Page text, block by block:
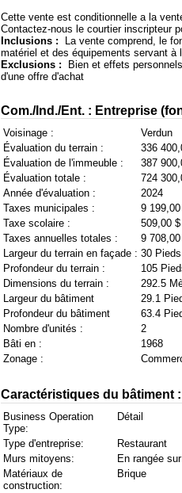
Cette vente est conditionnelle a la
Contactez-nous le courtier inscripteur
Inclusions :
La vente comprend, le
matériel et des équipements servant à
Exclusions :
Bien et effets
d'une offre d'achat
Com./Ind./Ent. : Entreprise
Voisinage :
Verdun
Évaluation du terrain :
336
Évaluation de l'immeuble :
387
Évaluation totale :
724
Année d'évaluation :
2024
Taxes municipales :
9
Taxe scolaire :
509,00 $
Taxes annuelles totales :
9
Largeur du terrain en façade : 30 Pieds
Profondeur du terrain :
105
Dimensions du terrain :
292.5
Largeur du bâtiment
29.1
Profondeur du bâtiment
63.4
Nombre d'unités :
2
Bâti en :
1968
Zonage :
Caractéristiques du bâtiment :
Business Operation
Type:
Détail
Type d'entreprise:
Restaurant
Murs mitoyens:
En rangée
Matériaux de
construction:
Brique